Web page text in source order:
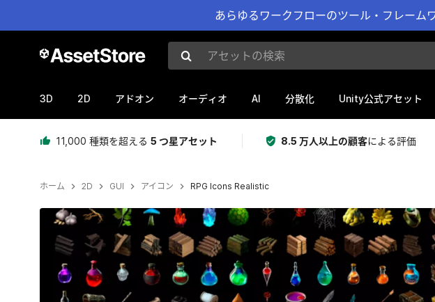
あらゆるワークフローのツール・フレーム
アセットの検索
3D 2D アドオン オーディオ AI 分散化 Unity公式アセット
11,000 種類を超える 5 つ星アセット 8.5 万人以上の顧客による評価
ホーム 2D GUI アイコン RPG Icons Realistic
現在のスライド：1 / 2